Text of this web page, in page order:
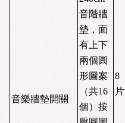
音樂牆墊開關
音階牆
墊，面
有上下
兩個圓
形圖案
（共16
個）按
8
片